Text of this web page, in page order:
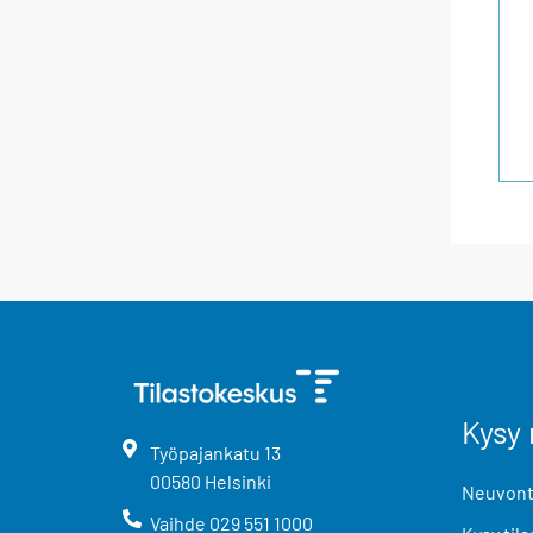
Työpajankatu 13
00580 Helsinki
Vaihde 029 551 1000